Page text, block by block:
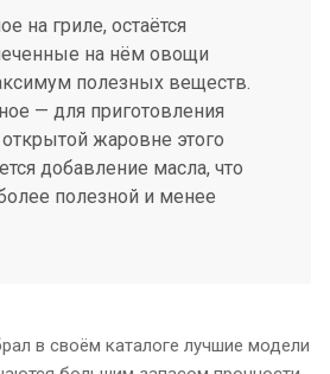
на гриле, остаётся
на нём овощи
полезных веществ.
— для приготовления
жаровне этого
добавление масла, что
полезной и менее
в своём каталоге лучшие модели